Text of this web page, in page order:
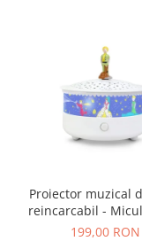
Proiector muzical
reincarcabil -
Trousselier
199,00 RON